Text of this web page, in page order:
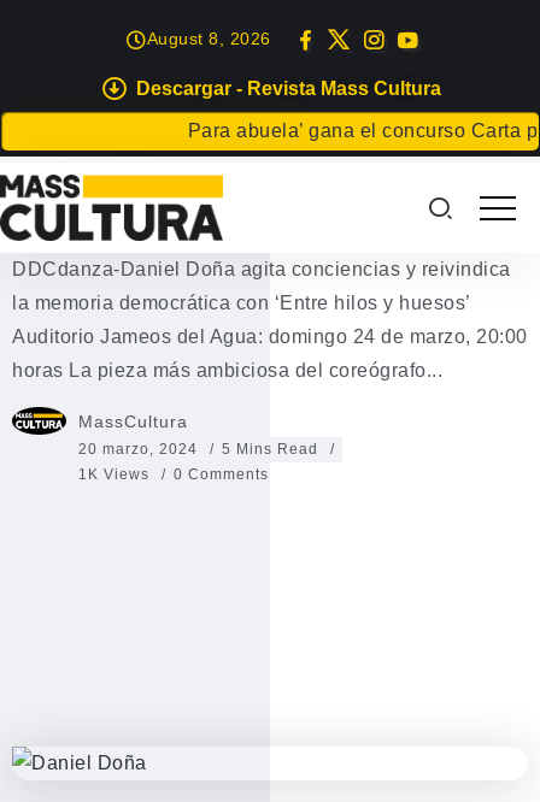
Descargar - Revista Mass Cultura
Para abuela’ gana el concurso Carta para
August 8, 2026
ARTES ESCÉNICAS EVENTOS
Entre hilos y huesos – Daniel
Doña
DDCdanza-Daniel Doña agita conciencias y reivindica
la memoria democrática con ‘Entre hilos y huesos’
Auditorio Jameos del Agua: domingo 24 de marzo, 20:00
horas La pieza más ambiciosa del coreógrafo...
MassCultura
20 marzo, 2024
5 Mins Read
1K Views
0 Comments